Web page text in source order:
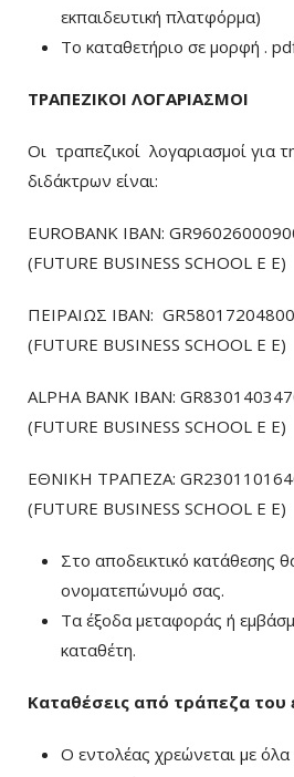
εκπαιδευτική πλατφόρμα)
To καταθετήριο σε μορφή .
ΤΡΑΠΕΖΙΚΟΙ ΛΟΓΑΡΙΑΣΜΟΙ
Οι τραπεζικοί λογαριασμοί για
διδάκτρων είναι:
EUROBANK IBAN:
(FUTURE BUSINESS SCHOOL E E)
ΠΕΙΡΑΙΩΣ ΙΒΑΝ:
(FUTURE BUSINESS SCHOOL E E)
ALPHA BANK IBAN:
(FUTURE BUSINESS SCHOOL E E)
ΕΘΝΙΚΗ ΤΡΑΠΕΖΑ:
(FUTURE BUSINESS SCHOOL E E)
Στο αποδεικτικό κατάθεσης
ονοματεπώνυμό σας.
Τα έξοδα μεταφοράς ή
καταθέτη.
Καταθέσεις από τράπεζα του
Ο εντολέας χρεώνεται με όλα